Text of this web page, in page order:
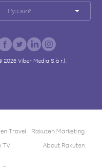
Русский
2026Viber Media S.à r.l.
Travel
Rakuten Marketing
TV About Rakuten